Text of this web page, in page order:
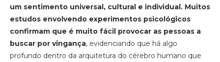
um sentimento universal, cultural e individual. Muitos
estudos envolvendo experimentos psicológicos
confirmam que é muito fácil provocar as pessoas a
buscar por vingança, evidenciando que há algo
profundo dentro da arquitetura do cérebro humano que